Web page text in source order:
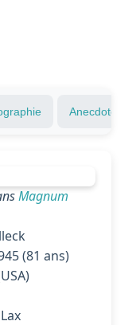
Anecdotes
Magnum
(81 ans)